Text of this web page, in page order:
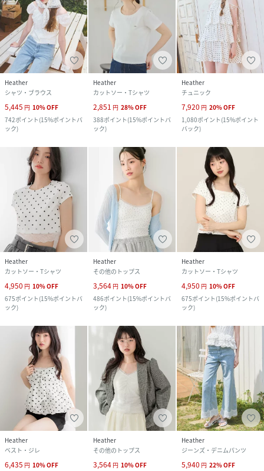
Heather
シャツ・ブラウス
5,445 円 10%OFF
742ポイント(15%ポイントバ
ック)
Heather
カットソー・Tシャツ
2,851 円 28%OFF
388ポイント(15%ポイントバ
ック)
Heather
チュニック
7,920 円 20%OFF
1,080ポイント(15%ポイント
バック)
Heather
カットソー・Tシャツ
4,950 円 10%OFF
675ポイント(15%ポイントバ
ック)
Heather
その他のトップス
3,564 円 10%OFF
486ポイント(15%ポイントバ
ック)
Heather
カットソー・Tシャツ
4,950 円 10%OFF
675ポイント(15%ポイントバ
ック)
Heather
ベスト・ジレ
6,435 円 10%OFF
Heather
その他のトップス
3,564 円 10%OFF
Heather
ジーンズ・デニムパンツ
5,940 円 22%OFF